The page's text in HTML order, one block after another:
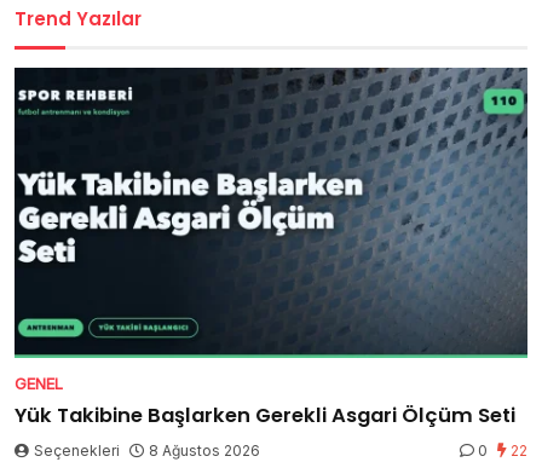
Trend Yazılar
GENEL
Yük Takibine Başlarken Gerekli Asgari Ölçüm Seti
Seçenekleri 8 Ağustos 2026 0 22